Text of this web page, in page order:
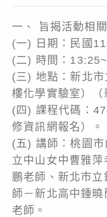
一、 旨揭活動相
(一) 日期：民國
(二) 時間：
(三) 地點：新北
樓化學實驗室）（
(四) 課程代碼：
修資訊網報名）。
(五) 講師：桃園
立中山女中曹雅
鵬老師、新北市
師－新北高中鍾
老師。